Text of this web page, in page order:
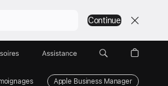
Continue
Assistance
Apple Business Manager